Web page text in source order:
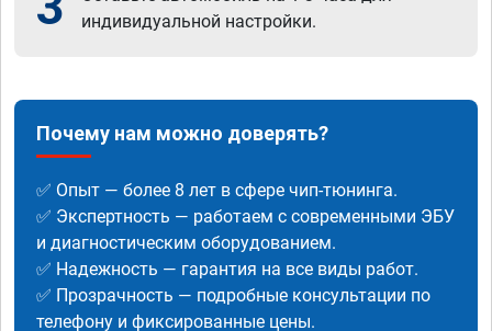
индивидуальной настройки.
Почему нам можно доверять?
✅ Опыт — более 8 лет в сфере чип-тюнинга.
✅ Экспертность — работаем с современными ЭБУ
и диагностическим оборудованием.
✅ Надежность — гарантия на все виды работ.
✅ Прозрачность — подробные консультации по
телефону и фиксированные цены.